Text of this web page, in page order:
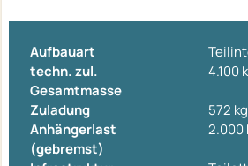
Aufbauart
techn. zul.
Gesamtmasse
4.100
Zuladung
572 kg
Anhängerlast
(gebremst)
2.000